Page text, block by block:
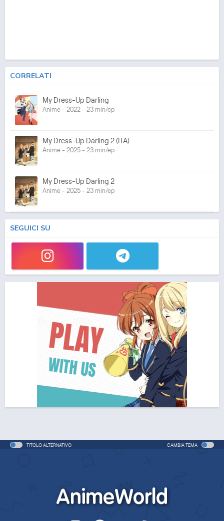
CORRELATI
My Dress-Up Darling
Anime - 2022 - 23 min/ep
My Dress-Up Darling 2 (ITA)
Anime - 2025 - 23 min/ep
My Dress-Up Darling 2
Anime - 2025 - 23 min/ep
SEGUICI SU
TITOLO ALTERNATIVO CAMBIA TEMA
AnimeWorld